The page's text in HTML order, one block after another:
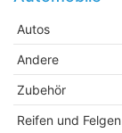
Autos
Andere
Zubehör
Reifen und Felgen